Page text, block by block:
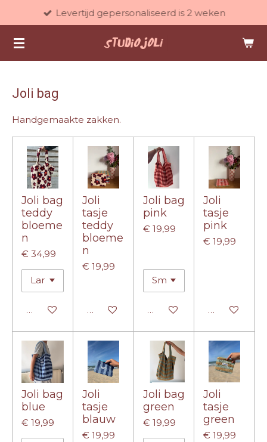
naar
de
Levertijd gepersonaliseerd is 2 weken
Joli bag
Handgemaakte zakken.
Joli bag
teddy
bloeme
n
€ 34,99
In winkelwagen
Joli
tasje
teddy
bloeme
n
€ 19,99
In winkelwagen
Joli bag
pink
€ 19,99
In winkelwagen
Joli
tasje
pink
€ 19,99
In
Joli bag
blue
€ 19,99
Joli
tasje
blauw
€ 19,99
Joli bag
green
€ 19,99
Joli
tasje
green
€ 19,99